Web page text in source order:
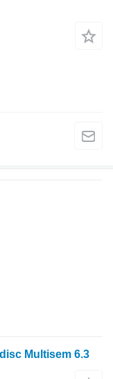
Multisem 6.3